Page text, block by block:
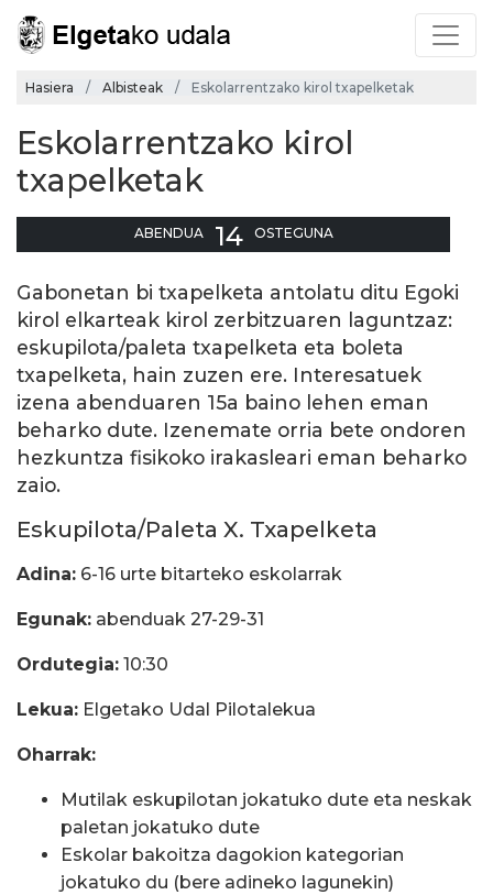
Hasiera Albisteak Eskolarrentzako kirol txapelketak
Eskolarrentzako kirol
txapelketak
ABENDUA 14 OSTEGUNA
Gabonetan bi txapelketa antolatu ditu Egoki
kirol elkarteak kirol zerbitzuaren laguntzaz:
eskupilota/paleta txapelketa eta boleta
txapelketa, hain zuzen ere. Interesatuek
izena abenduaren 15a baino lehen eman
beharko dute. Izenemate orria bete ondoren
hezkuntza fisikoko irakasleari eman beharko
zaio.
Eskupilota/Paleta X. Txapelketa
Adina: 6-16 urte bitarteko eskolarrak
Egunak: abenduak 27-29-31
Ordutegia: 10:30
Lekua: Elgetako Udal Pilotalekua
Oharrak:
Mutilak eskupilotan jokatuko dute eta neskak
paletan jokatuko dute
Eskolar bakoitza dagokion kategorian
jokatuko du (bere adineko lagunekin)